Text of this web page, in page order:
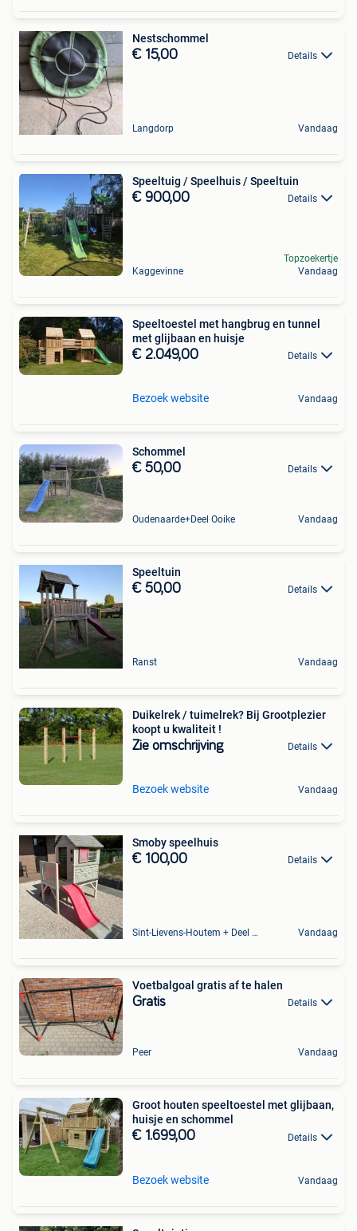
Nestschommel
€ 15,00 Details
Langdorp Vandaag
Speeltuig / Speelhuis / Speeltuin
€ 900,00 Details
Kaggevinne
Topzoekertje
Vandaag
Speeltoestel met hangbrug en tunnel
met glijbaan en huisje
€ 2.049,00 Details
Bezoek website Vandaag
Schommel
€ 50,00 Details
Oudenaarde+Deel Ooike Vandaag
Speeltuin
€ 50,00 Details
Ranst Vandaag
Duikelrek / tuimelrek? Bij Grootplezier
koopt u kwaliteit !
Zie omschrijving Details
Bezoek website Vandaag
Smoby speelhuis
€ 100,00 Details
Sint-Lievens-Houtem + Deel Oombergen Vandaag
Voetbalgoal gratis af te halen
Gratis Details
Peer Vandaag
Groot houten speeltoestel met glijbaan,
huisje en schommel
€ 1.699,00 Details
Bezoek website Vandaag